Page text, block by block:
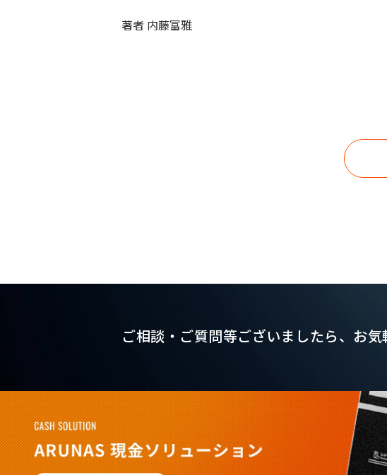
著者 内藤富雅
ご相談・ご質問等ございましたら、 お気